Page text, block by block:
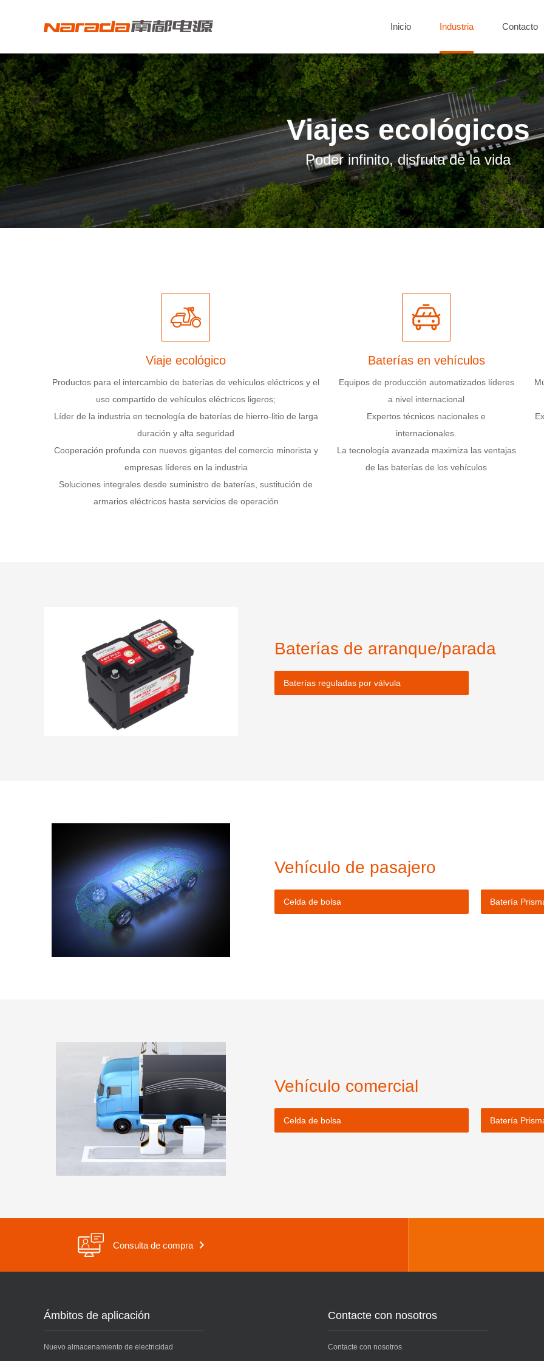
Inicio Industria Contacto
Viajes ecológicos
Poder infinito, disfruta de la vida
Viaje ecológico
Productos para el intercambio de baterías de vehículos eléctricos y el
uso compartido de vehículos eléctricos ligeros;
Líder de la industria en tecnología de baterías de hierro-litio de larga
duración y alta seguridad
Cooperación profunda con nuevos gigantes del comercio minorista y
empresas líderes en la industria
Soluciones integrales desde suministro de baterías, sustitución de
armarios eléctricos hasta servicios de operación
Baterías en vehículos
Equipos de producción automatizados líderes
a nivel internacional
Expertos técnicos nacionales e
internacionales.
La tecnología avanzada maximiza las ventajas
de las baterías de los vehículos
Baterías de arranque/parada
Baterías reguladas por válvula
Vehículo de pasajero
Celda de bolsa Batería
Vehículo comercial
Celda de bolsa Batería
Consulta de compra
Ámbitos de aplicación
Nuevo almacenamiento de electricidad
Contacte con nosotros
Contacte con nosotros